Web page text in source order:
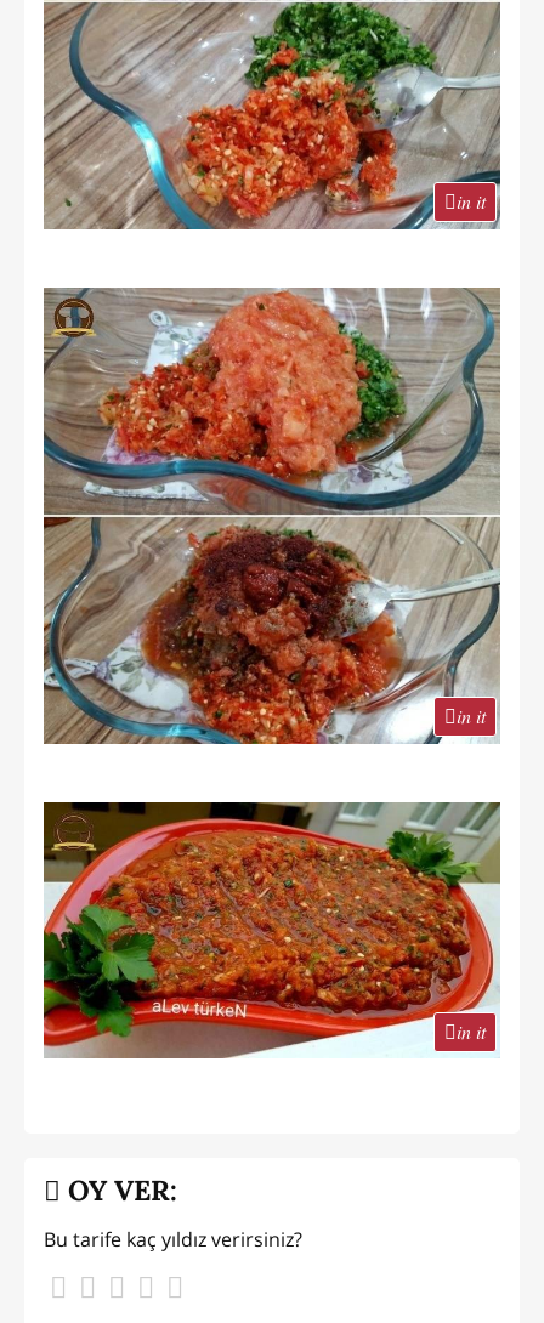
in it
in it
in it
OY VER:
Bu tarife kaç yıldız verirsiniz?